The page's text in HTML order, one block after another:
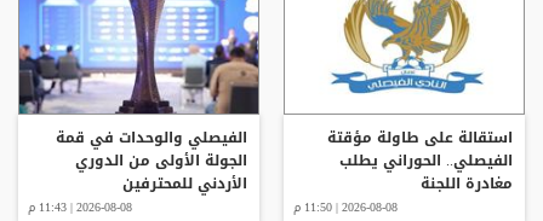
استقالة على طاولة مؤقتة
الفيصلي.. الحوراني يطلب
مغادرة اللجنة
2026-08-08 | 11:50 م
الفيصلي والوحدات في قمة
الجولة الأولى من الدوري
الأردني للمحترفين
2026-08-08 | 11:43 م